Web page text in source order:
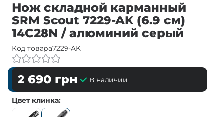
Нож складной карманный
SRM Scout 7229-AK (6.9 см)
14C28N / алюминий серый
Код товара7229-AK
2 690 грн В наличии
Цвет клинка